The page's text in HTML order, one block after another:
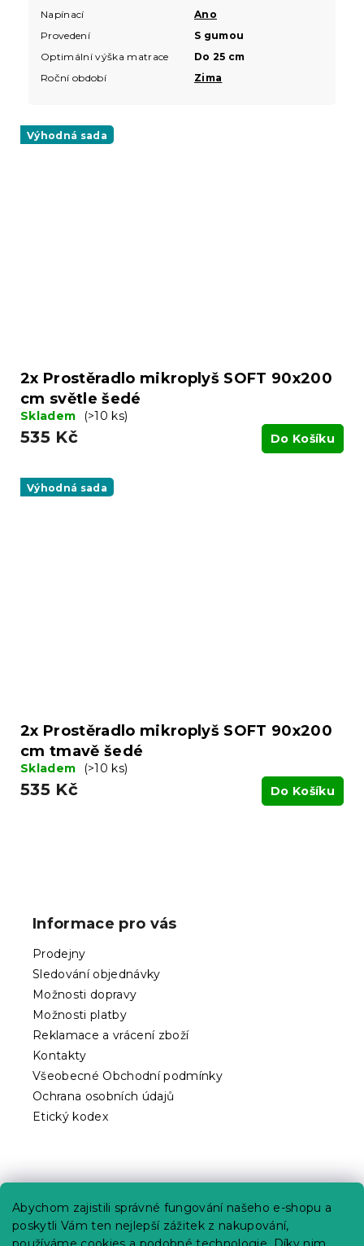
Abychom zajistili správné fungování našeho e-shopu a
poskytli Vám ten nejlepší zážitek z nakupování,
Napínací
Ano
Provedení
S gumou
Optimální výška matrace
Do 25 cm
Roční období
Zima
Výhodná sada
2x Prostěradlo mikroplyš SOFT 90x200
cm světle šedé
Skladem (>10 ks)
535 Kč Do Košíku
Výhodná sada
2x Prostěradlo mikroplyš SOFT 90x200
cm tmavě šedé
Skladem (>10 ks)
535 Kč Do Košíku
Informace pro vás
Prodejny
Sledování objednávky
Možnosti dopravy
Možnosti platby
Reklamace a vrácení zboží
Kontakty
Všeobecné Obchodní podmínky
Ochrana osobních údajů
Etický kodex
Kariéra